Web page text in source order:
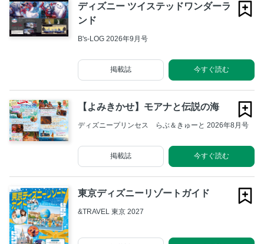
ディズニー ツイステッドワンダーラ
ンド
B's-LOG 2026年9月号
今すぐ読む
掲載誌
【よみきかせ】モアナと伝説の海
ディズニープリンセス らぶ＆きゅーと 2026年8月号
今すぐ読む
掲載誌
東京ディズニーリゾートガイド
&TRAVEL 東京 2027